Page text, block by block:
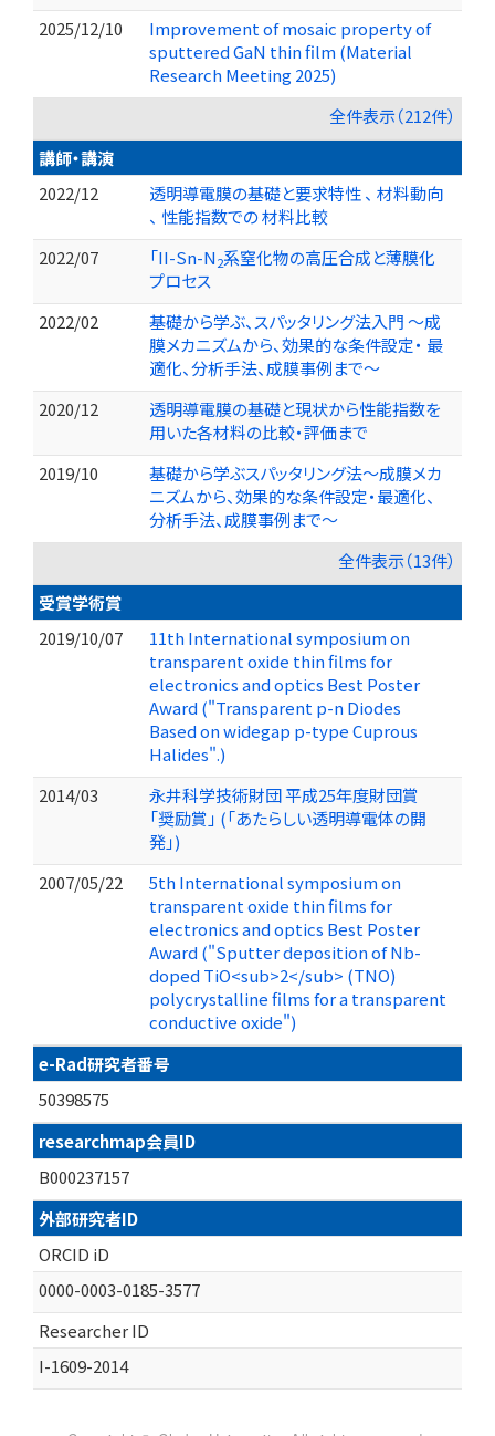
2025/12/10
Improvement of mosaic property of
sputtered GaN thin film (Material
Research Meeting 2025)
全件表示（212件）
講師・講演
2022/12
透明導電膜の基礎と要求特性 、 材料動向
、 性能指数での 材料比較
2022/07
「II-Sn-N2系窒化物の高圧合成と薄膜化
プロセス
2022/02
基礎から学ぶ、スパッタリング法入門 ～成
膜メカニズムから、効果的な条件設定・ 最
適化、分析手法、成膜事例まで～
2020/12
透明導電膜の基礎と現状から性能指数を
用いた各材料の比較・評価まで
2019/10
基礎から学ぶスパッタリング法～成膜メカ
ニズムから、効果的な条件設定・最適化、
分析手法、成膜事例まで～
全件表示（13件）
受賞学術賞
2019/10/07
11th International symposium on
transparent oxide thin films for
electronics and optics Best Poster
Award ("Transparent p-n Diodes
Based on widegap p-type Cuprous
Halides".)
2014/03
永井科学技術財団 平成25年度財団賞
「奨励賞」 (「あたらしい透明導電体の開
発」)
2007/05/22
5th International symposium on
transparent oxide thin films for
electronics and optics Best Poster
Award ("Sputter deposition of Nb-
doped TiO<sub>2</sub> (TNO)
polycrystalline films for a transparent
conductive oxide")
e-Rad研究者番号
50398575
researchmap会員ID
B000237157
外部研究者ID
ORCID iD
0000-0003-0185-3577
Researcher ID
I-1609-2014